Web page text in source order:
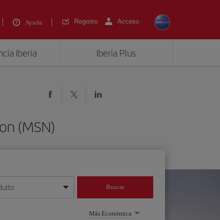
Ayuda Registro Acceso
Iberia Iberia Plus
(MSN)
mes/año
Buscar
Más Económica